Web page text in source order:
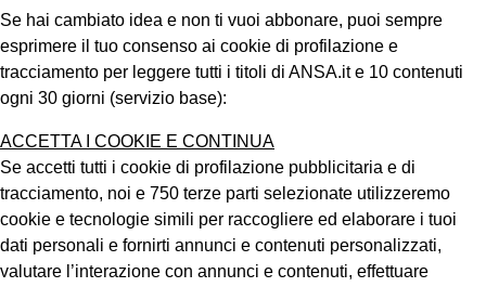
Se hai cambiato idea e non ti vuoi abbonare, puoi sempre
esprimere il tuo consenso ai cookie di profilazione e
tracciamento per leggere tutti i titoli di ANSA.it e 10 contenuti
ogni 30 giorni (servizio base):
ACCETTA I COOKIE E CONTINUA
Se accetti tutti i cookie di profilazione pubblicitaria e di
tracciamento, noi e 750 terze parti selezionate utilizzeremo
cookie e tecnologie simili per raccogliere ed elaborare i tuoi
dati personali e fornirti annunci e contenuti personalizzati,
valutare l’interazione con annunci e contenuti, effettuare